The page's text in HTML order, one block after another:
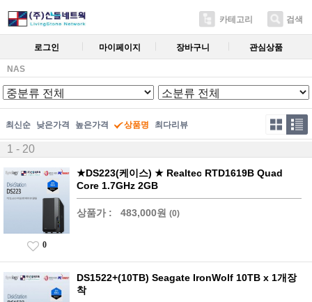
카테고리 검색
로그인 마이페이지 장바구니 관심상품
NAS
최신순 낮은가격 높은가격 상품명 최다리뷰
1 - 20
★DS223(케이스) ★ Realtec RTD1619B Quad
Core 1.7GHz 2GB
상품가 : 483,000원 (0)
0
DS1522+(10TB) Seagate IronWolf 10TB x 1개장
착